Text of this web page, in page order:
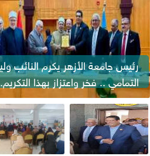
رئيس جامعة الأزهر يكرم النائب
التمامي .. فخر واعتزاز بهذا